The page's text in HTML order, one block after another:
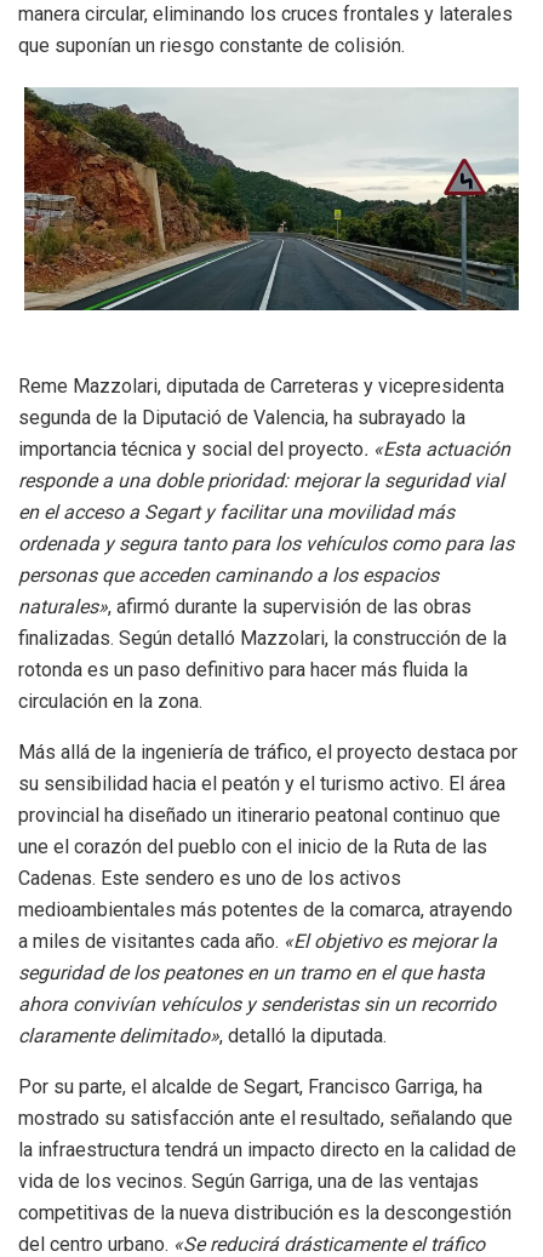
manera circular, eliminando los cruces frontales y laterales
que suponían un riesgo constante de colisión.
Reme Mazzolari, diputada de Carreteras y vicepresidenta
segunda de la Diputació de Valencia, ha subrayado la
importancia técnica y social del proyecto. «Esta actuación
responde a una doble prioridad: mejorar la seguridad vial
en el acceso a Segart y facilitar una movilidad más
ordenada y segura tanto para los vehículos como para las
personas que acceden caminando a los espacios
naturales», afirmó durante la supervisión de las obras
finalizadas. Según detalló Mazzolari, la construcción de la
rotonda es un paso definitivo para hacer más fluida la
circulación en la zona.
Más allá de la ingeniería de tráfico, el proyecto destaca por
su sensibilidad hacia el peatón y el turismo activo. El área
provincial ha diseñado un itinerario peatonal continuo que
une el corazón del pueblo con el inicio de la Ruta de las
Cadenas. Este sendero es uno de los activos
medioambientales más potentes de la comarca, atrayendo
a miles de visitantes cada año. «El objetivo es mejorar la
seguridad de los peatones en un tramo en el que hasta
ahora convivían vehículos y senderistas sin un recorrido
claramente delimitado», detalló la diputada.
Por su parte, el alcalde de Segart, Francisco Garriga, ha
mostrado su satisfacción ante el resultado, señalando que
la infraestructura tendrá un impacto directo en la calidad de
vida de los vecinos. Según Garriga, una de las ventajas
competitivas de la nueva distribución es la descongestión
del centro urbano. «Se reducirá drásticamente el tráfico